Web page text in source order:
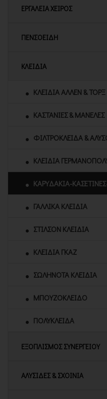
ΕΡΓΑΛΕΙΑ ΧΕΙΡΟΣ
ΠΕΝΣΟΕΙΔΗ
ΚΛΕΙΔΙΑ
ΚΛΕΙΔΙΑ ΑΛΛΕΝ & ΤΟΡΞ
ΚΑΣΤΑΝΙΕΣ & ΜΑΝΕΛΕΣ
ΦΙΛΤΡΟΚΛΕΙΔΑ &
ΚΛΕΙΔΙΑ
ΚΑΡΥΔΑΚΙΑ-
ΓΑΛΛΙΚΑ ΚΛΕΙΔΙΑ
ΣΤΙΛΣΟΝ ΚΛΕΙΔΙΑ
ΚΛΕΙΔΙΑ ΓΚΑΖ
ΣΩΛΗΝΟΤΑ ΚΛΕΙΔΙΑ
ΜΠΟΥΖΟΚΛΕΙΔΟ
ΠΟΛΥΚΛΕΙΔΑ
ΕΞΟΠΛΙΣΜΟΣ ΣΥΝΕΡΓΕΙΟΥ
ΑΛΥΣΙΔΕΣ & ΣΧΟΙΝΙΑ